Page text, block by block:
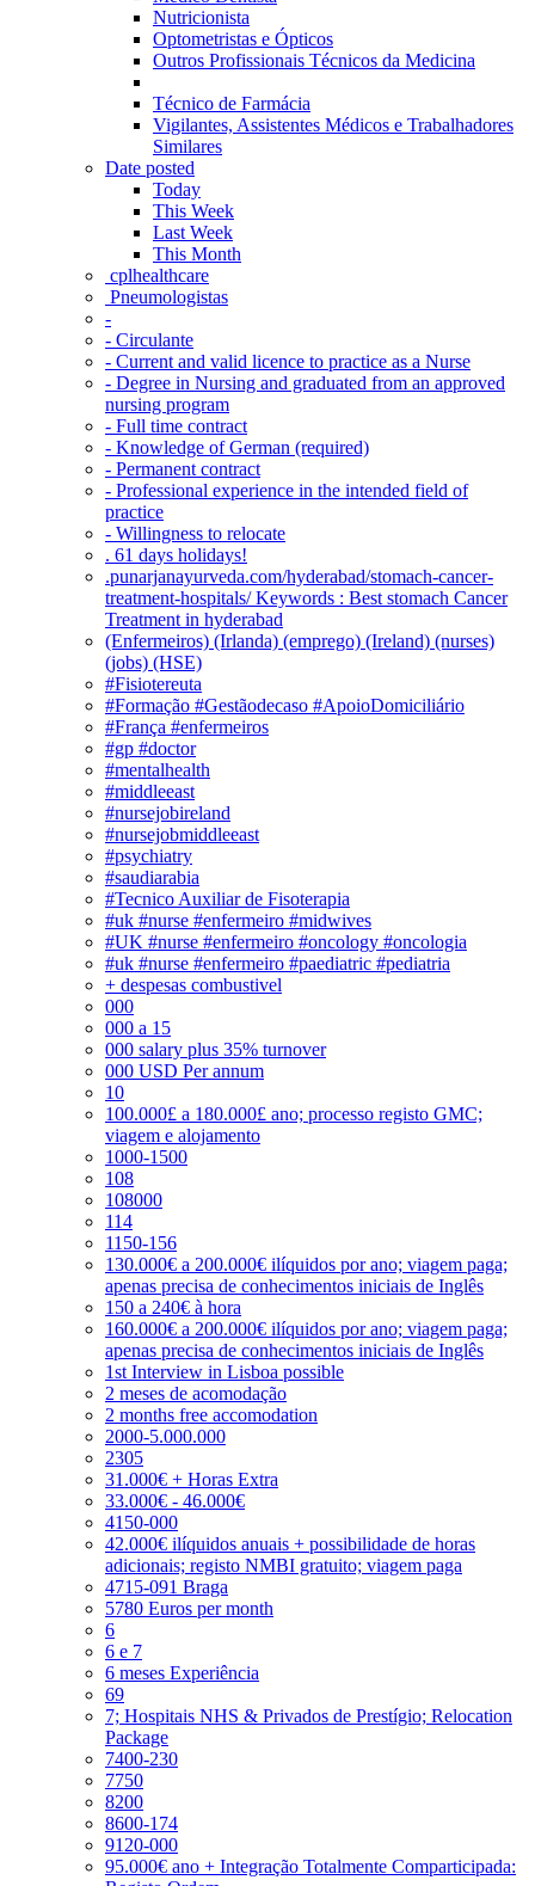
Nutricionista
Optometristas e Ópticos
Outros Profissionais Técnicos da Medicina
Técnico de Farmácia
Vigilantes, Assistentes Médicos e Trabalhadores
Similares
Date posted
Today
This Week
Last Week
This Month
‎ cplhealthcare‬
Pneumologistas
-
- Circulante
- Current and valid licence to practice as a Nurse
- Degree in Nursing and graduated from an approved
nursing program
- Full time contract
- Knowledge of German (required)
- Permanent contract
- Professional experience in the intended field of
practice
- Willingness to relocate
. 61 days holidays!
.punarjanayurveda.com/hyderabad/stomach-cancer-
treatment-hospitals/ Keywords : Best stomach Cancer
Treatment in hyderabad
(Enfermeiros) (Irlanda) (emprego) (Ireland) (nurses)
(jobs) (HSE)
#Fisiotereuta
#Formação #Gestãodecaso #ApoioDomiciliário
#França #enfermeiros
#gp #doctor
#mentalhealth
#middleeast
#nursejobireland
#nursejobmiddleeast
#psychiatry
#saudiarabia
#Tecnico Auxiliar de Fisoterapia
#uk #nurse #enfermeiro #midwives
#UK #nurse #enfermeiro #oncology #oncologia
#uk #nurse #enfermeiro #paediatric #pediatria
+ despesas combustivel
000
000 a 15
000 salary plus 35% turnover
000 USD Per annum
10
100.000£ a 180.000£ ano; processo registo GMC;
viagem e alojamento
1000-1500
108
108000
114
1150-156
130.000€ a 200.000€ ilíquidos por ano; viagem paga;
apenas precisa de conhecimentos iniciais de Inglês
150 a 240€ à hora
160.000€ a 200.000€ ilíquidos por ano; viagem paga;
apenas precisa de conhecimentos iniciais de Inglês
1st Interview in Lisboa possible
2 meses de acomodação
2 months free accomodation
2000-5.000.000
2305
31.000€ + Horas Extra
33.000€ - 46.000€
4150-000
42.000€ ilíquidos anuais + possibilidade de horas
adicionais; registo NMBI gratuito; viagem paga
4715-091 Braga
5780 Euros per month
6
6 e 7
6 meses Experiência
69
7; Hospitais NHS & Privados de Prestígio; Relocation
Package
7400-230
7750
8200
8600-174
9120-000
95.000€ ano + Integração Totalmente Comparticipada: